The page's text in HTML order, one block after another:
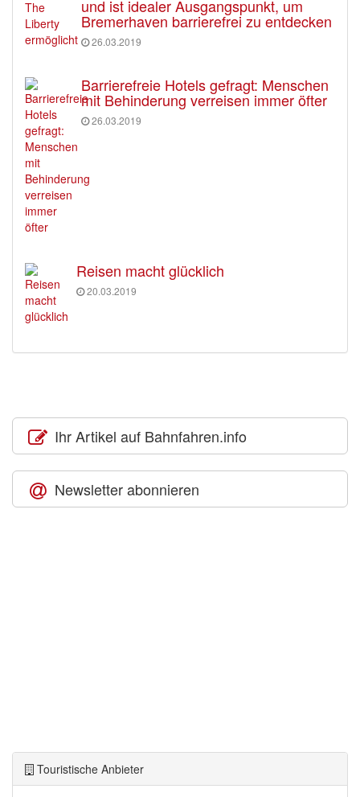
und ist idealer Ausgangspunkt, um
Bremerhaven barrierefrei zu entdecken
26.03.2019
Barrierefreie Hotels gefragt: Menschen
mit Behinderung verreisen immer öfter
26.03.2019
Reisen macht glücklich
20.03.2019
Ihr Artikel auf Bahnfahren.info
Newsletter abonnieren
Touristische Anbieter